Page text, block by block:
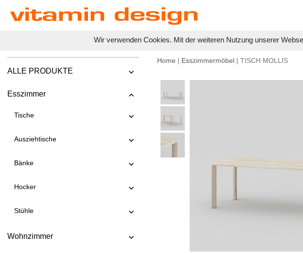
Wir verwenden Cookies. Mit der weiteren Nutzung unserer
ALLE PRODUKTE
Esszimmer
Tische
Ausziehtische
Bänke
Hocker
Stühle
Wohnzimmer
Home | Esszimmermöbel | TISCH MOLLIS